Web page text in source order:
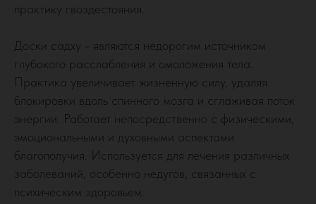
практику гвоздестояния.
Доски садху - являются недорогим источником
глубокого расслабления и омоложения тела.
Практика увеличивает жизненную силу, удаляя
блокировки вдоль спинного мозга и сглаживая поток
энергии. Работает непосредственно с физическими,
эмоциональными и духовными аспектами
благополучия. Используется для лечения различных
заболеваний, особенно недугов, связанных с
психическим здоровьем.